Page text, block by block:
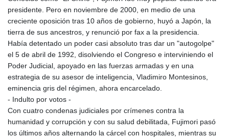
presidente. Pero en noviembre de 2000, en medio de una
creciente oposición tras 10 años de gobierno, huyó a Japón, la
tierra de sus ancestros, y renunció por fax a la presidencia.
Había detentado un poder casi absoluto tras dar un "autogolpe"
el 5 de abril de 1992, disolviendo el Congreso e interviniendo el
Poder Judicial, apoyado en las fuerzas armadas y en una
estrategia de su asesor de inteligencia, Vladimiro Montesinos,
eminencia gris del régimen, ahora encarcelado.
- Indulto por votos -
Con cuatro condenas judiciales por crímenes contra la
humanidad y corrupción y con su salud debilitada, Fujimori pasó
los últimos años alternando la cárcel con hospitales, mientras su